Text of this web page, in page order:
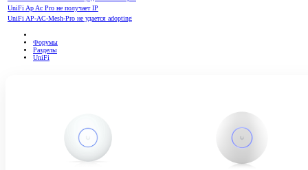
UniFi Ap Ac Pro не получает IP
UniFi AP-AC-Mesh-Pro не удается adopting
Форумы
Разделы
UniFi
LBE-5AC-GEN2